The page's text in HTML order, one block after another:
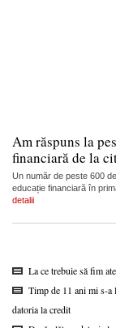
Am răspuns la
financiară de la
Un număr de peste 600
educație financiară în
detalii
La ce trebuie să fim
Timp de 11 ani mi s-a
datoria la credit